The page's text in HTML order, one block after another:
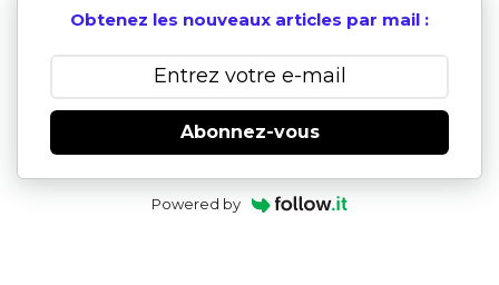
Obtenez les nouveaux articles par mail :
Abonnez-vous
Powered by